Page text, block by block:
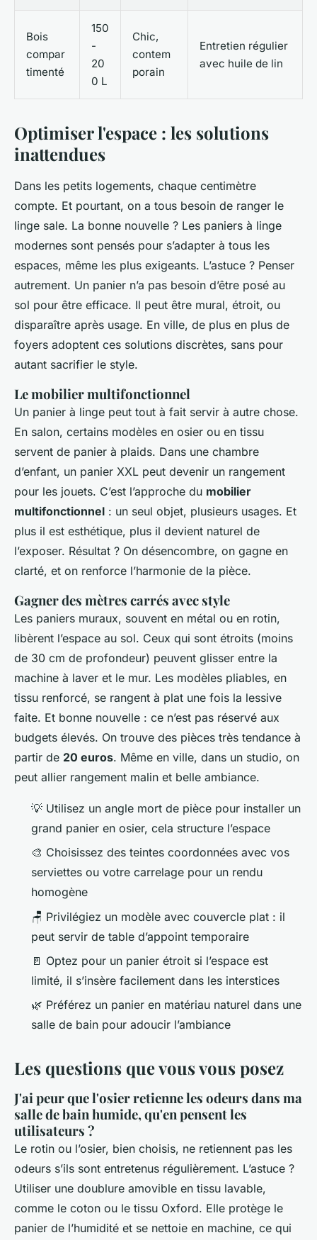
Bois
compar
timenté
150
-
20
0 L
Chic,
contem
porain
Entretien régulier
avec huile de lin
Optimiser l'espace : les solutions
inattendues
Dans les petits logements, chaque centimètre
compte. Et pourtant, on a tous besoin de ranger le
linge sale. La bonne nouvelle ? Les paniers à linge
modernes sont pensés pour s’adapter à tous les
espaces, même les plus exigeants. L’astuce ? Penser
autrement. Un panier n’a pas besoin d’être posé au
sol pour être efficace. Il peut être mural, étroit, ou
disparaître après usage. En ville, de plus en plus de
foyers adoptent ces solutions discrètes, sans pour
autant sacrifier le style.
Le mobilier multifonctionnel
Un panier à linge peut tout à fait servir à autre chose.
En salon, certains modèles en osier ou en tissu
servent de panier à plaids. Dans une chambre
d’enfant, un panier XXL peut devenir un rangement
pour les jouets. C’est l’approche du mobilier
multifonctionnel : un seul objet, plusieurs usages. Et
plus il est esthétique, plus il devient naturel de
l’exposer. Résultat ? On désencombre, on gagne en
clarté, et on renforce l’harmonie de la pièce.
Gagner des mètres carrés avec style
Les paniers muraux, souvent en métal ou en rotin,
libèrent l’espace au sol. Ceux qui sont étroits (moins
de 30 cm de profondeur) peuvent glisser entre la
machine à laver et le mur. Les modèles pliables, en
tissu renforcé, se rangent à plat une fois la lessive
faite. Et bonne nouvelle : ce n’est pas réservé aux
budgets élevés. On trouve des pièces très tendance à
partir de 20 euros. Même en ville, dans un studio, on
peut allier rangement malin et belle ambiance.
💡 Utilisez un angle mort de pièce pour installer un
grand panier en osier, cela structure l’espace
🎨 Choisissez des teintes coordonnées avec vos
serviettes ou votre carrelage pour un rendu
homogène
🪑 Privilégiez un modèle avec couvercle plat : il
peut servir de table d’appoint temporaire
🚪 Optez pour un panier étroit si l’espace est
limité, il s’insère facilement dans les interstices
🌿 Préférez un panier en matériau naturel dans une
salle de bain pour adoucir l’ambiance
Les questions que vous vous posez
J'ai peur que l'osier retienne les odeurs dans ma
salle de bain humide, qu'en pensent les
utilisateurs ?
Le rotin ou l’osier, bien choisis, ne retiennent pas les
odeurs s’ils sont entretenus régulièrement. L’astuce ?
Utiliser une doublure amovible en tissu lavable,
comme le coton ou le tissu Oxford. Elle protège le
panier de l’humidité et se nettoie en machine, ce qui